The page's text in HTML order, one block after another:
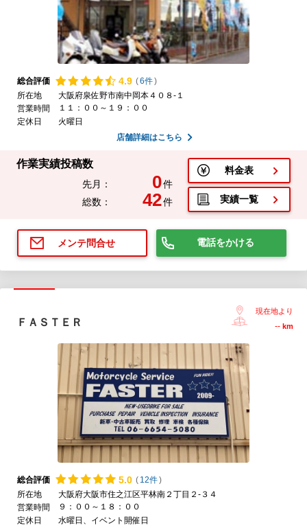
総合評価 4.9 (6件)
所在地
大阪府泉佐野市南中岡本４０８-１
営業時間
１１：００～１９：００
定休日
火曜日
店舗詳細はこちら
作業実績投稿数
先月： 0件
総数：
42件
料金表
実績一覧
メンテ問合せ 電話をかける
ＦＡＳＴＥＲ
現在地より
-- km
総合評価 5.0 ( 12件)
所在地
大阪府大阪市住之江区平林南２丁目２-３４
営業時間
９：００～１８：００
定休日
水曜日、イベント開催日